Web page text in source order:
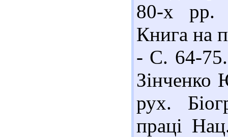
80-х рр.
Книга на
- С. 64-
Зінченко
рух.
праці